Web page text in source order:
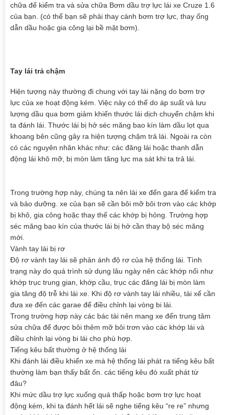
chữa để kiểm tra và sửa chữa Bơm dầu trợ lực lái xe Cruze 1.6
của bạn. (có thể bạn sẽ phải thay cánh bơm trợ lực, thay ống
dẫn dầu hoặc gia công lại bề mặt bơm).
Tay lái trả chậm
Hiện tượng này thường đi chung với tay lái nặng do bơm trợ
lực của xe hoạt động kém. Việc này có thể do áp suất và lưu
lượng dầu qua bơm giảm khiến thước lái dịch chuyển chậm khi
ta đánh lái. Thước lái bị hở séc măng bao kín làm dầu lọt qua
khoang bên cũng gây ra hiện tượng chậm trả lái. Ngoài ra còn
có các nguyên nhân khác như: các đăng lái hoặc thanh dẫn
động lái khô mỡ, bị mòn làm tăng lực ma sát khi ta trả lái.
Trong trường hợp này, chúng ta nên lái xe đến gara để kiểm tra
và bảo dưỡng. xe của bạn sẽ cần bôi mỡ bôi trơn vào các khớp
bị khô, gia công hoặc thay thế các khớp bị hỏng. Trường hợp
séc măng bao kín của thước lái bị hở cần thay bộ séc măng
mới.
Vành tay lái bị rơ
Độ rơ vành tay lái sẽ phản ánh độ rơ của hệ thống lái. Tình
trạng này do quá trình sử dụng lâu ngày nên các khớp nối như
khớp trục trung gian, khớp cầu, trục các đăng lái bị mòn làm
gia tăng độ trễ khi lái xe. Khi độ rơ vành tay lái nhiều, tài xế cần
đưa xe đến các garae để điều chỉnh lại vòng bi lái.
Trong trường hợp này các bác tài nên mang xe đến trung tâm
sửa chữa để được bôi thêm mỡ bôi trơn vào các khớp lái và
điều chỉnh lại vòng bi lái cho phù hợp.
Tiếng kêu bất thường ở hệ thống lái
Khi đánh lái điều khiển xe mà hệ thống lái phát ra tiếng kêu bất
thường làm bạn thấy bất ổn. các tiếng kêu đó xuất phát từ
đâu?
Khi mức dầu trợ lực xuống quá thấp hoặc bơm trợ lực hoạt
động kém, khi ta đánh hết lái sẽ nghe tiếng kêu “re re” nhưng